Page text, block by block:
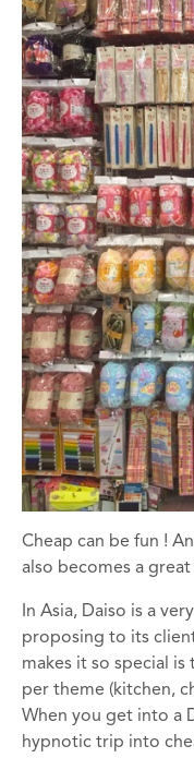
Cheap can be fun !
also becomes a
In Asia, Daiso is a
proposing to its
makes it so special
per theme (kitchen,
When you get into a
hypnotic trip into